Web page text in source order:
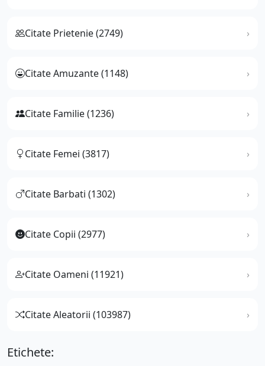
Citate Prietenie (2749)
Citate Amuzante (1148)
Citate Familie (1236)
Citate Femei (3817)
Citate Barbati (1302)
Citate Copii (2977)
Citate Oameni (11921)
Citate Aleatorii (103987)
Etichete: